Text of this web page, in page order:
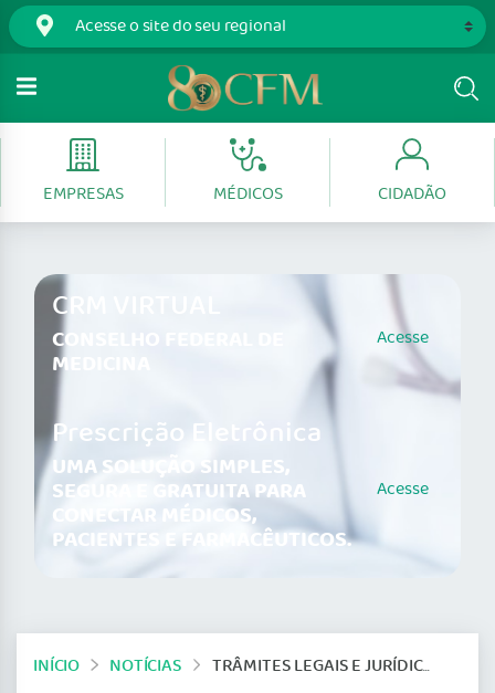
EMPRESAS MÉDICOS CIDADÃO
CRM VIRTUAL
CONSELHO FEDERAL DE
MEDICINA
Acesse
Prescrição Eletrônica
UMA SOLUÇÃO SIMPLES,
SEGURA E GRATUITA PARA
CONECTAR MÉDICOS,
PACIENTES E FARMACÊUTICOS.
Acesse
INÍCIO NOTÍCIAS TRÂMITES LEGAIS E JURÍDICOS NA DEFESA DAS VÍTIMAS SÃO DEBATIDOS NA MESA 3 DO III FÓRUM DO ATO MÉDICO